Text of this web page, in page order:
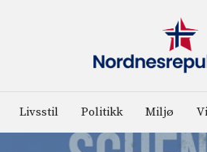
Livsstil Politikk Miljø